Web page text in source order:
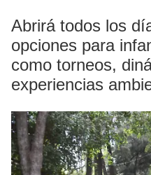
Abrirá todos los
opciones para
como torneos,
experiencias